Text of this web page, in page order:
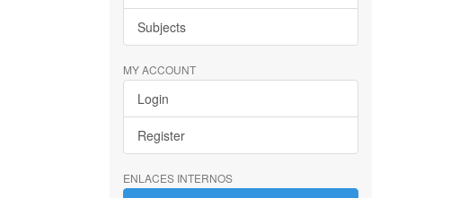
Subjects
MY ACCOUNT
Login
Register
ENLACES INTERNOS